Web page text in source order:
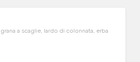
a scaglie, lardo di colonnata, erba